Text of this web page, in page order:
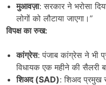
मुआवज़ा: सरकार ने भरोसा
लोगों को लौटाया जाएगा।”
विपक्ष का रुख:
कांग्रेस: पंजाब कांग्रेस ने भी
विधायक एक महीने की सैलरी
शिअद (SAD): शिअद प्रमुख